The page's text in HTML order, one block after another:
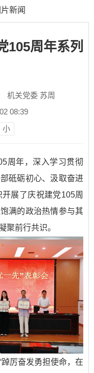
片新闻
105周年系列
机关党委 苏周
08:39
小
周年，深入学习贯彻
砥砺初心、汲取奋进
展了庆祝建党105周
满的政治热情参与其
聚前行共识。
厉奋发勇担使命，在